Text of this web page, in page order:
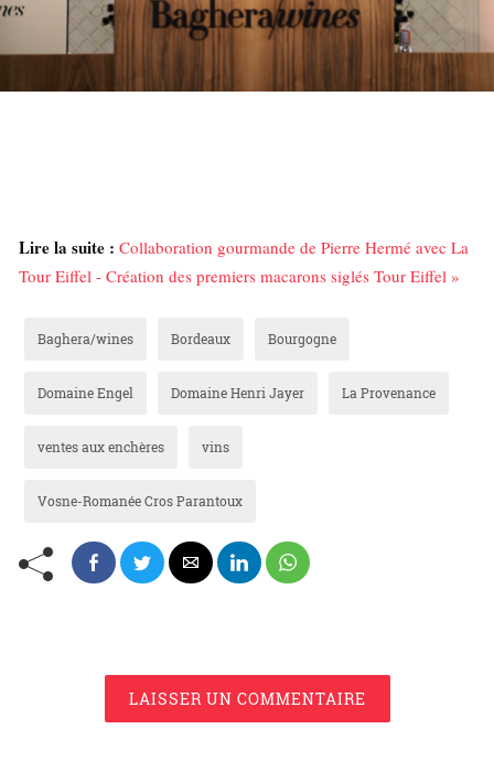
Lire la suite : Collaboration gourmande de Pierre Hermé avec La
Tour Eiffel - Création des premiers macarons siglés Tour Eiffel »
Baghera/wines Bordeaux Bourgogne
Domaine Engel Domaine Henri Jayer La Provenance
ventes aux enchères vins
Vosne-Romanée Cros Parantoux
LAISSER UN COMMENTAIRE